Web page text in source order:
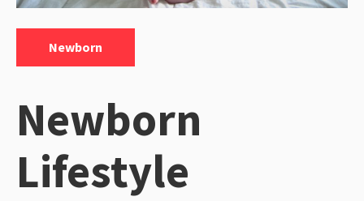
Newborn
Newborn
Lifestyle